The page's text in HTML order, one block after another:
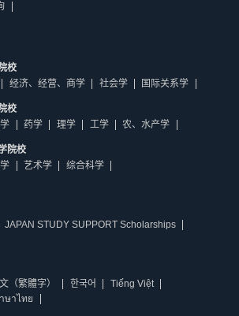
校
经济、经营、商学 社会学 国际关系学
校
药学 理学 工学 农、水产学
院校
艺术学 综合科学
JAPAN STUDY SUPPORT Scholarships
（繁體字） 한국어
Tiếng Việt
ษาไทย